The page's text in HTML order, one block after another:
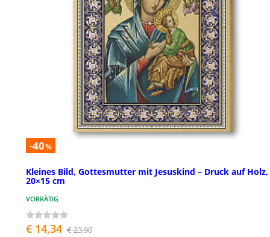
-40%
Kleines Bild, Gottesmutter mit Jesuskind – Druck auf Holz,
20×15 cm
VORRÄTIG
€ 14,34 € 23,90